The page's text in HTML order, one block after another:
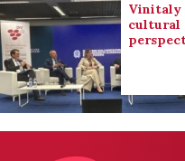
Vinitaly
cultural